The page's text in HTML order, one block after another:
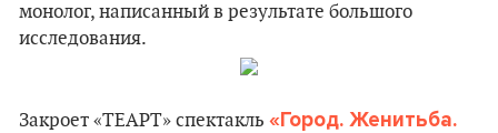
монолог, написанный в результате большого
исследования.
Закроет «ТЕАРТ» спектакль «Город. Женитьба.